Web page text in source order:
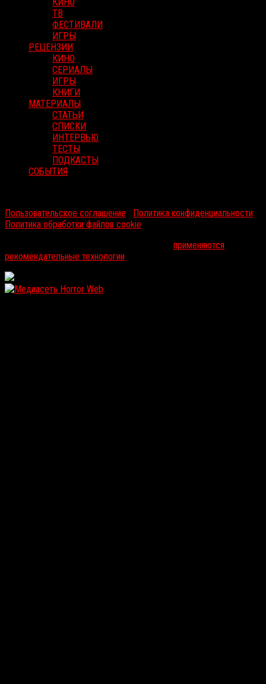
ТВ
ФЕСТИВАЛИ
ИГРЫ
РЕЦЕНЗИИ
КИНО
СЕРИАЛЫ
ИГРЫ
КНИГИ
МАТЕРИАЛЫ
СТАТЬИ
СПИСКИ
ИНТЕРВЬЮ
ТЕСТЫ
ПОДКАСТЫ
СОБЫТИЯ
Пользовательское соглашение
Политика конфиденциальности
Политика обработки файлов cookie
применяются
рекомендательные технологии